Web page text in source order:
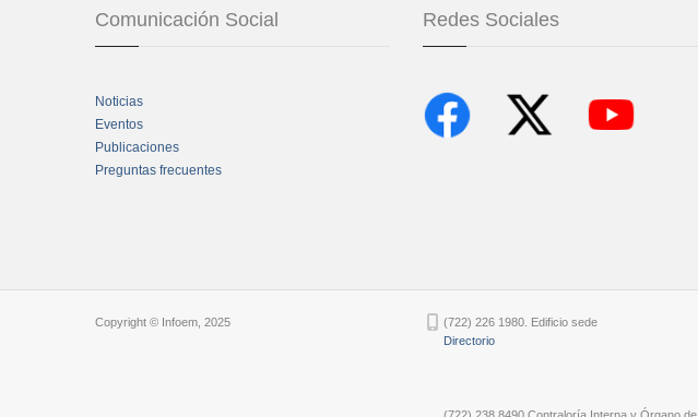
Comunicación Social
Noticias
Eventos
Publicaciones
Preguntas frecuentes
Redes Sociales
Copyright © Infoem, 2025
(722) 226 1980. Edificio sede
Directorio